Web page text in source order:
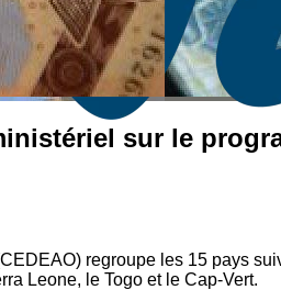
sur le
regroupe les 15 pays
Leone, le Togo et le Cap-Vert.